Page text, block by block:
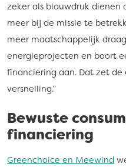
zeker als blauwdruk dienen
meer bij de missie te
meer maatschappelijk
energieprojecten en boort
financiering aan. Dat zet
versnelling.”
Bewuste
financiering
Greenchoice en Meewind